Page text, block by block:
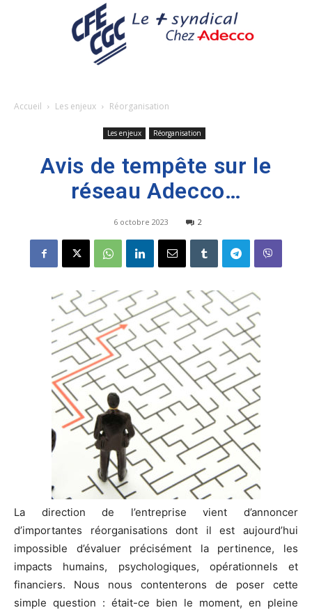
Accueil Les enjeux Réorganisation
Les enjeux Réorganisation
Avis de tempête sur le
réseau Adecco…
6 octobre 2023 2
La direction de l’entreprise vient d’annoncer
d’importantes réorganisations dont il est aujourd’hui
impossible d’évaluer précisément la pertinence, les
impacts humains, psychologiques, opérationnels et
financiers. Nous nous contenterons de poser cette
simple question : était-ce bien le moment, en pleine